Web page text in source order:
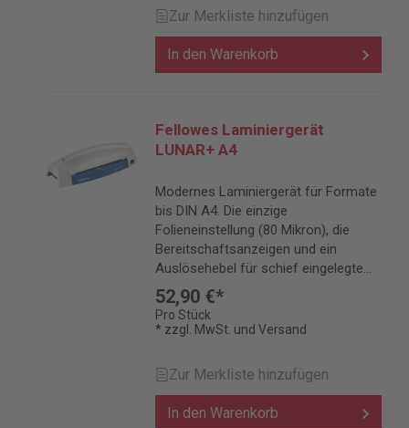
Zur Merkliste hinzufügen
In den Warenkorb
Fellowes Laminiergerät
LUNAR+ A4
Modernes Laminiergerät für Formate
bis DIN A4. Die einzige
Folieneinstellung (80 Mikron), die
Bereitschaftsanzeigen und ein
Auslösehebel für schief eingelegte
Folien ermöglichen einfaches,
unkompliziertes Laminieren.
52,90 €*
Pro Stück
* zzgl. MwSt. und Versand
Zur Merkliste hinzufügen
In den Warenkorb